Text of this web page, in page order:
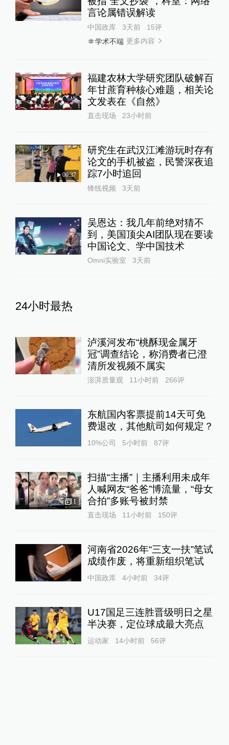
言论属错误解读
中国政库 3天前 15评
学术不端 更多内容
福建农林大学研究团队破解百
年甘蔗育种核心难题，相关论
文发表在《自然》
直击现场 23小时前
00:37
研究生在武汉江滩游玩时存有
论文的手机被盗，民警深夜追
踪7小时追回
锋线视频 3天前
吴恩达：我几年前绝对猜不
到，美国顶尖AI团队现在要读
中国论文、学中国技术
Omni实验室 3天前
24小时最热
泸溪河发布“桃酥现金属牙
冠”调查结论，称消费者已澄
清所发视频不属实
澎湃质量观 11小时前 266评
东航国内客票提前14天可免
费退改，其他航司如何规定？
10%公司 5小时前 87评
1
扫描“主播”｜主播利用未成年
人喊网友“爸爸”博流量，“母女
合拍”多账号被封禁
直击现场 11小时前 150评
河南省2026年“三支一扶”笔试
成绩作废，将重新组织笔试
中国政库 4小时前 34评
U17国足三连胜晋级明日之星
半决赛，定位球成最大亮点
运动家 14小时前 56评